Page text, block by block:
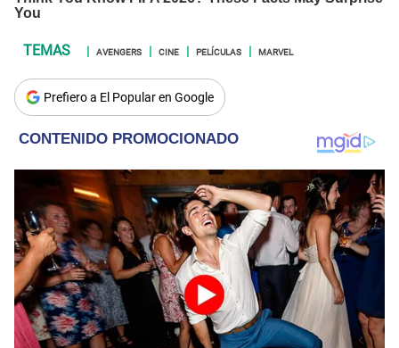
AVENGERS CINE PELÍCULAS MARVEL
Prefiero a El Popular en Google